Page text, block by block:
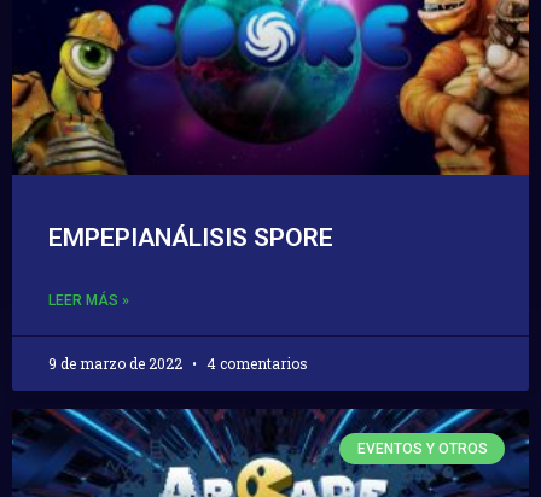
EMPEPIANÁLISIS SPORE
LEER MÁS »
9 de marzo de 2022 4 comentarios
EVENTOS Y OTROS